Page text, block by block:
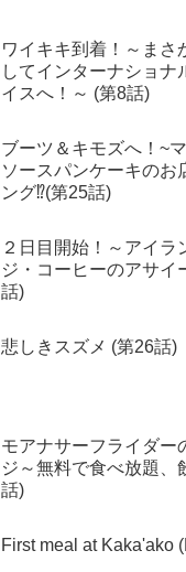
ワイキキ到着！～まさ
してインターナショナ
イスへ！～ (第8話)
ブーツ＆キモズへ！~
ソースパンケーキのお
ング⁉(第25話)
２日目開始！～アイラ
ジ・コーヒーのアサイ
話)
悲しきスズメ (第26話)
モアナサーフライダー
ジ～無料で食べ放題、
話)
First meal at Kaka'ako